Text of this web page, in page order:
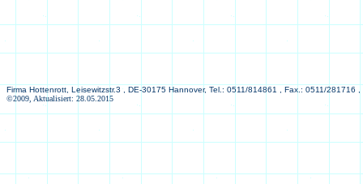
Firma Hottenrott, Leisewitzstr.3 , DE-30175 Hannover, Tel.: 0511/814861 , Fax.: 0511/281716
©2009, Aktualisiert: 28.05.2015